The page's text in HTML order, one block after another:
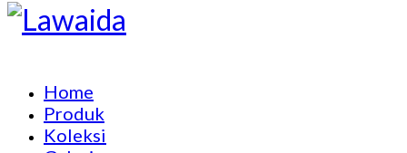
Home
Produk
Koleksi